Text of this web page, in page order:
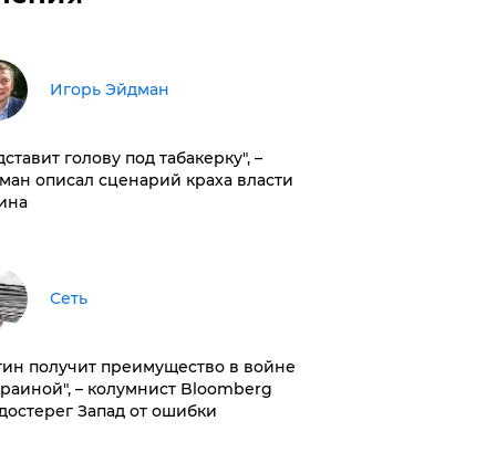
Игорь Эйдман
голову под табакерку", –
описал сценарий краха власти
Сеть
получит преимущество в войне
– колумнист Bloomberg
Запад от ошибки